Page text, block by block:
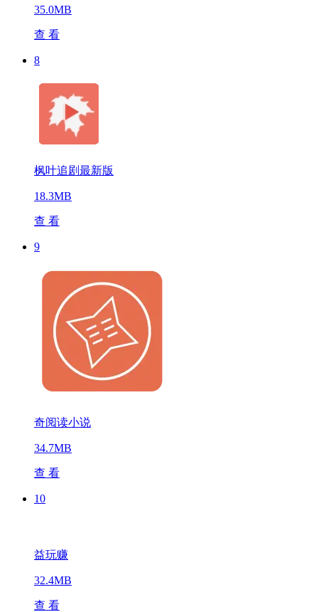
35.0MB
查 看
8
枫叶追剧最新版
18.3MB
查 看
9
奇阅读小说
34.7MB
查 看
10
益玩赚
32.4MB
查 看